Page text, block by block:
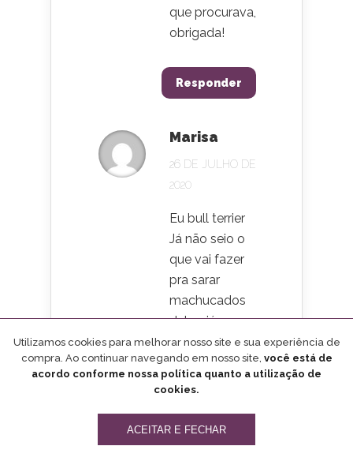
que procurava,
obrigada!
Responder
Marisa
26 DE JULHO DE
2020
Eu bull terrier
Já não seio o
que vai fazer
pra sarar
machucados
deles .já
tomou
antibióticos e
anti
nada sara ele
Utilizamos cookies para melhorar nosso site e sua experiência de
compra. Ao continuar navegando em nosso site, você está de
acordo conforme nossa política quanto a utilização de
cookies.
ACEITAR E FECHAR